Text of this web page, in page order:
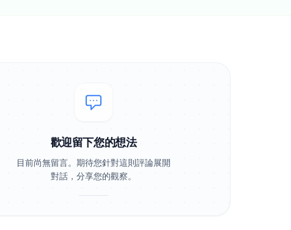
歡迎留下您的想法
目前尚無留言。期待您針對這則評論展開
對話，分享您的觀察。